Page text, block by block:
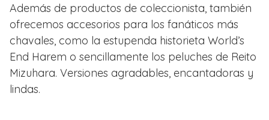
Además de productos de coleccionista, también
ofrecemos accesorios para los fanáticos más
chavales, como la estupenda historieta World’s
End Harem o sencillamente los peluches de Reito
Mizuhara. Versiones agradables, encantadoras y
lindas.